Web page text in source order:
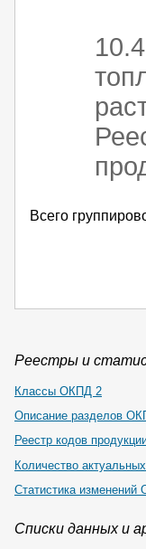
Всего
Реестры и
Классы ОКПД 2
Описание разделов
Реестр кодов
Количество
Статистика
Списки данных и